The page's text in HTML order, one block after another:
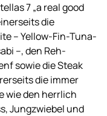
7 „a real good
die
– Yellow-Fin-Tuna-
–, den Reh-
sowie die Steak
die immer
wie den herrlich
Jungzwiebel und